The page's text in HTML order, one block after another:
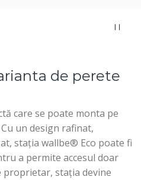
de perete
care se poate monta pe
un design rafinat,
stația wallbe® Eco poate fi
a permite accesul doar
stația devine